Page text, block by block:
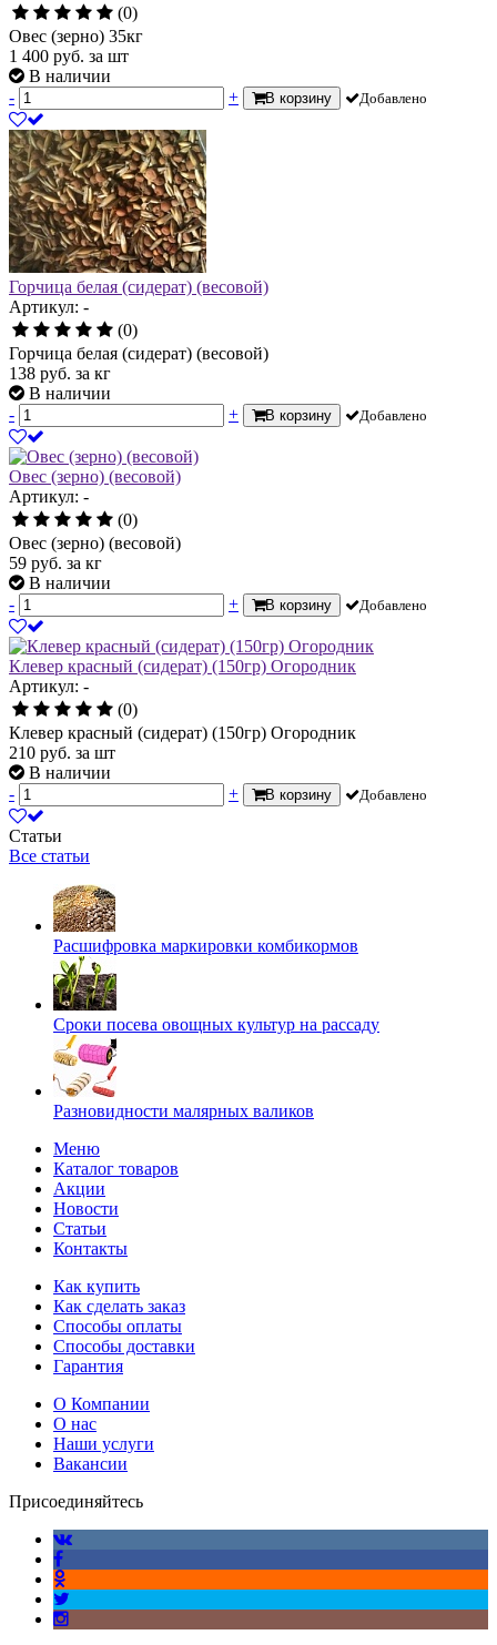
(0)
Овес (зерно) 35кг
1 400 руб. за шт
В наличии
-
+ В корзину Добавлено
Горчица белая (сидерат) (весовой)
Артикул: -
(0)
Горчица белая (сидерат) (весовой)
138 руб. за кг
В наличии
-
+ В корзину Добавлено
Овес (зерно) (весовой)
Артикул: -
(0)
Овес (зерно) (весовой)
59 руб. за кг
В наличии
-
+ В корзину Добавлено
Клевер красный (сидерат) (150гр) Огородник
Артикул: -
(0)
Клевер красный (сидерат) (150гр) Огородник
210 руб. за шт
В наличии
-
+ В корзину Добавлено
Статьи
Все статьи
Расшифровка маркировки комбикормов
Сроки посева овощных культур на рассаду
Разновидности малярных валиков
Меню
Каталог товаров
Акции
Новости
Статьи
Контакты
Как купить
Как сделать заказ
Способы оплаты
Способы доставки
Гарантия
О Компании
О нас
Наши услуги
Вакансии
Присоединяйтесь